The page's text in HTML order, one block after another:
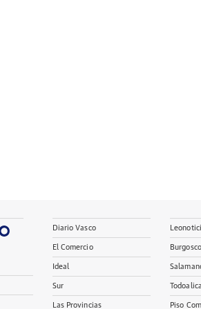
Diario Vasco
El Comercio
Ideal
Sur
Las Provincias Piso